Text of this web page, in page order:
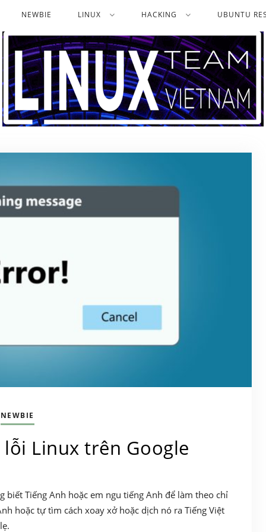
NEWBIE LINUX HACKING UBUNTU
NEWBIE
Linux trên Google
biết Tiếng Anh hoặc em ngu tiếng Anh để làm theo chỉ
hoặc tự tìm cách xoay xở hoặc dịch nó ra Tiếng Việt